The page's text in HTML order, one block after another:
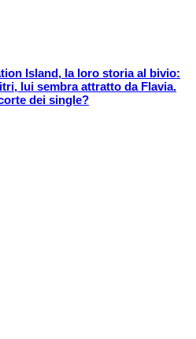
Island, la loro storia al bivio:
lui sembra attratto da Flavia.
dei single?